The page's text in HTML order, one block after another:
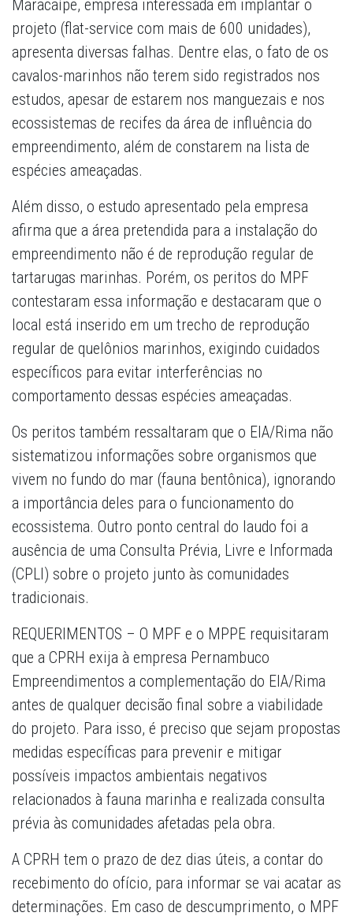
Maracaípe, empresa interessada em implantar o
projeto (flat-service com mais de 600 unidades),
apresenta diversas falhas. Dentre elas, o fato de os
cavalos-marinhos não terem sido registrados nos
estudos, apesar de estarem nos manguezais e nos
ecossistemas de recifes da área de influência do
empreendimento, além de constarem na lista de
espécies ameaçadas.
Além disso, o estudo apresentado pela empresa
afirma que a área pretendida para a instalação do
empreendimento não é de reprodução regular de
tartarugas marinhas. Porém, os peritos do MPF
contestaram essa informação e destacaram que o
local está inserido em um trecho de reprodução
regular de quelônios marinhos, exigindo cuidados
específicos para evitar interferências no
comportamento dessas espécies ameaçadas.
Os peritos também ressaltaram que o EIA/Rima não
sistematizou informações sobre organismos que
vivem no fundo do mar (fauna bentônica), ignorando
a importância deles para o funcionamento do
ecossistema. Outro ponto central do laudo foi a
ausência de uma Consulta Prévia, Livre e Informada
(CPLI) sobre o projeto junto às comunidades
tradicionais.
REQUERIMENTOS – O MPF e o MPPE requisitaram
que a CPRH exija à empresa Pernambuco
Empreendimentos a complementação do EIA/Rima
antes de qualquer decisão final sobre a viabilidade
do projeto. Para isso, é preciso que sejam propostas
medidas específicas para prevenir e mitigar
possíveis impactos ambientais negativos
relacionados à fauna marinha e realizada consulta
prévia às comunidades afetadas pela obra.
A CPRH tem o prazo de dez dias úteis, a contar do
recebimento do ofício, para informar se vai acatar as
determinações. Em caso de descumprimento, o MPF